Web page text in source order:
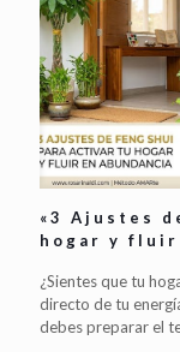
«3 Ajustes
hogar y fluir
¿Sientes que tu
directo de tu
debes preparar el